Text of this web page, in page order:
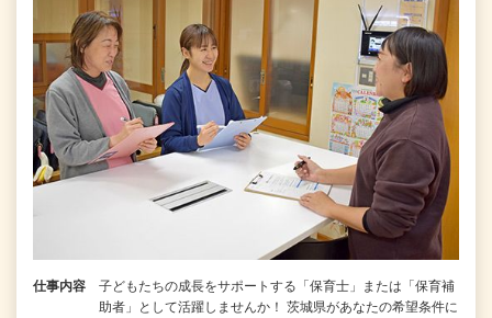
仕事内容
子どもたちの成長をサポートする「保育士」または「保育補
助者」として活躍しませんか！ 茨城県があなたの希望条件に